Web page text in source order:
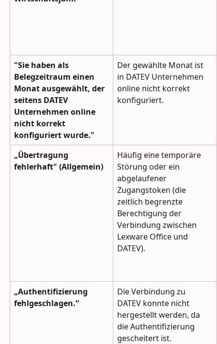
"Sie haben als
Belegzeitraum einen
Monat ausgewählt, der
seitens DATEV
Unternehmen online
nicht korrekt
konfiguriert wurde."
Der gewählte Monat ist
in DATEV Unternehmen
online nicht korrekt
konfiguriert.
„Übertragung
fehlerhaft" (Allgemein)
Häufig eine temporäre
Störung oder ein
abgelaufener
Zugangstoken (die
zeitlich begrenzte
Berechtigung der
Verbindung zwischen
Lexware Office und
DATEV).
„Authentifizierung
fehlgeschlagen.“
Die Verbindung zu
DATEV konnte nicht
hergestellt werden, da
die Authentifizierung
gescheitert ist.